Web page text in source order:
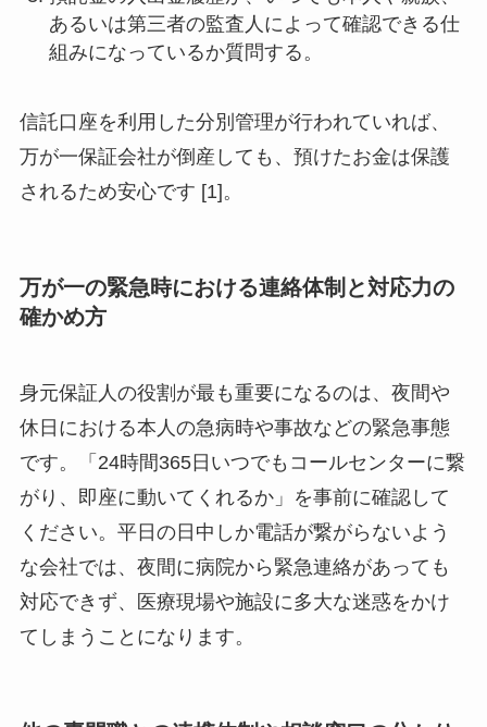
あるいは第三者の監査人によって確認できる仕
組みになっているか質問する。
信託口座を利用した分別管理が行われていれば、
万が一保証会社が倒産しても、預けたお金は保護
されるため安心です [1]。
万が一の緊急時における連絡体制と対応力の
確かめ方
身元保証人の役割が最も重要になるのは、夜間や
休日における本人の急病時や事故などの緊急事態
です。「24時間365日いつでもコールセンターに繋
がり、即座に動いてくれるか」を事前に確認して
ください。平日の日中しか電話が繋がらないよう
な会社では、夜間に病院から緊急連絡があっても
対応できず、医療現場や施設に多大な迷惑をかけ
てしまうことになります。